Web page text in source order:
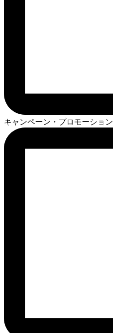
キャンペーン・プロモーション